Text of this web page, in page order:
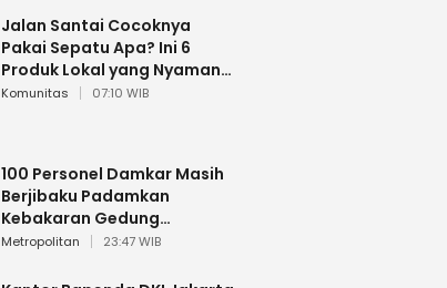
Jalan Santai Cocoknya
Pakai Sepatu Apa? Ini 6
Produk Lokal yang Nyaman
Buat 17 Agustusan
Komunitas 07:10 WIB
100 Personel Damkar Masih
Berjibaku Padamkan
Kebakaran Gedung
Bapenda DKI
Metropolitan 23:47 WIB